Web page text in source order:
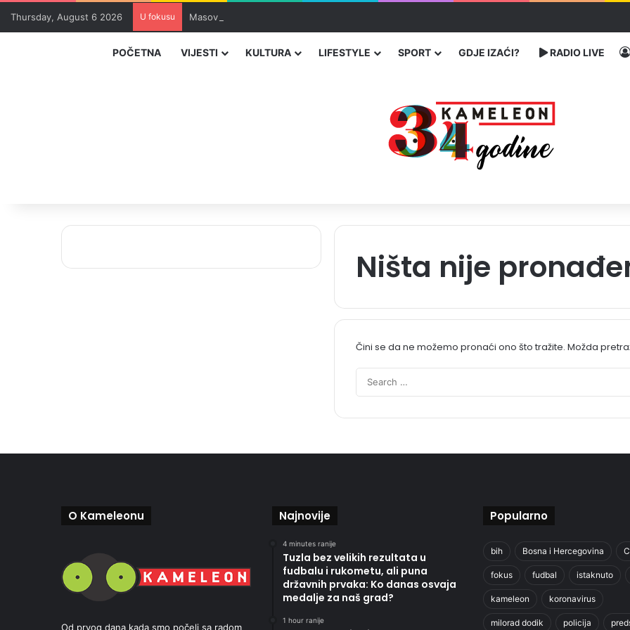
Thursday, August 6 2026 U fokusu Masovna epidemija parazita u SAD-u: Više od 25.000 zaraženih
POČETNA VIJESTI KULTURA LIFESTYLE SPORT GDJE IZAĆI? RADIO LIVE
Ništa nije
Čini se da ne možemo pronaći ono što tražite. Možda
O Kameleonu
Od prvog dana kada smo počeli sa radom
Najnovije
4 minutes ranije
Tuzla bez velikih rezultata u
fudbalu i rukometu, ali puna
državnih prvaka: Ko danas osvaja
medalje za naš grad?
1 hour ranije
Popularno
bih Bosna i Hercegovina
fokus fudbal istaknuto
kameleon koronavirus
milorad dodik policija